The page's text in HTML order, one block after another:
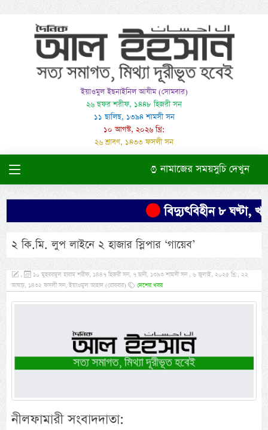
ইয়াওমুল ইছনাইনিল আযীম (সোমবার)
২৬ ছফর শরীফ, ১৪৪৮ হিজরী সন
১১ ছালিছ, ১৩৯৪ শামসী সন
১০ আগস্ট, ২০২৬ খ্রি:
২৬ শ্রাবণ, ১৪৩৩ ফসলী সন
নামাজের সময়সুচি দেখুন
বিদ্যুৎবিহীন ৮ ঘণ্টা,
২ কি.মি. লুপ লাইনে ২ হাজার স্লিপার ‘গায়েব’
,
১০ মুহররমুল হারাম শরীফ, ১৪৪৭ হিজরী সন, ৭ ছানী, ১৩৯৩ শামসী সন , ৬ জুলাই, ২০২৫ খ্রি:, ২২
আষাঢ়, ১৪৩২ ফসলী সন, ইয়াওমুল আহাদ (রোববার)
দেশের খবর
নীলফামারী সংবাদদাতা: